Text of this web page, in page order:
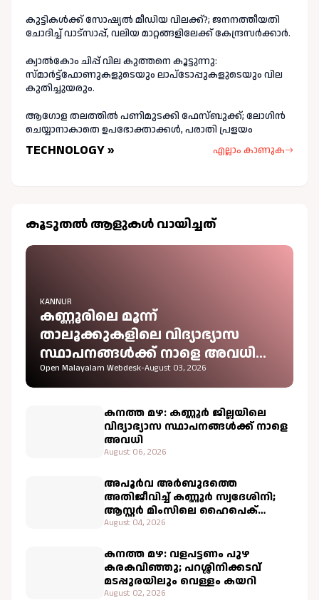
കുട്ടികൾക്ക് സോഷ്യൽ മീഡിയ വിലക്ക്?; ജനനത്തീയതി
ചോദിച്ച് വാട്‌സാപ്പ്, വലിയ മാറ്റങ്ങളിലേക്ക് കേന്ദ്രസർക്കാർ.
ക്വാൽകോം ചിപ്പ് വില കുത്തനെ കൂട്ടുന്നു:
സ്മാർട്ട്ഫോണുകളുടെയും ലാപ്ടോപ്പുകളുടെയും വില
കുതിച്ചുയരും.
ആഗോള തലത്തിൽ പണിമുടക്കി ഫേസ്ബുക്ക്; ലോഗിന്‍
ചെയ്യാനാകാതെ ഉപഭോക്താക്കള്‍, പരാതി പ്രളയം
TECHNOLOGY » എല്ലാം കാണുക
കൂടുതല്‍ ആളുകള്‍ വായിച്ചത്
KANNUR
കണ്ണൂരിലെ മൂന്ന്
താലൂക്കുകളിലെ വിദ്യാഭ്യാസ
സ്ഥാപനങ്ങൾക്ക് നാളെ അവധി
പ്രഖ്യാപിച്ചു
Open Malayalam Webdesk-August 03, 2026
കനത്ത മഴ: കണ്ണൂർ ജില്ലയിലെ
വിദ്യാഭ്യാസ സ്ഥാപനങ്ങൾക്ക് നാളെ
അവധി
August 06, 2026
അപൂർവ അർബുദത്തെ
അതിജീവിച്ച് കണ്ണൂർ സ്വദേശിനി;
ആസ്റ്റർ മിംസിലെ ഹൈപെക്
ചികിത്സ വിജയകരം
August 04, 2026
കനത്ത മഴ: വളപട്ടണം പുഴ
കരകവിഞ്ഞു; പറശ്ശിനിക്കടവ്
മടപ്പുരയിലും വെള്ളം കയറി
August 02, 2026